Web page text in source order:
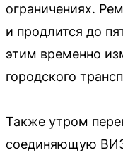
ограничениях.
и продлится до
этим временно
городского
Также утром
соединяющую